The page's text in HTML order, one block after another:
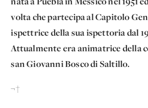
volta che partecipa al Capitolo
ispettrice della sua ispettoria dal
Attualmente era animatrice della
san Giovanni Bosco di Saltillo.
¬†